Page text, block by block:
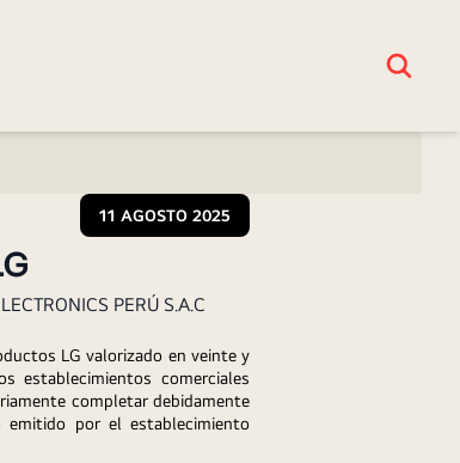
11 AGOSTO 2025
PERÚ S.A.C
LG valorizado en veinte y
establecimientos comerciales
completar debidamente
por el establecimiento